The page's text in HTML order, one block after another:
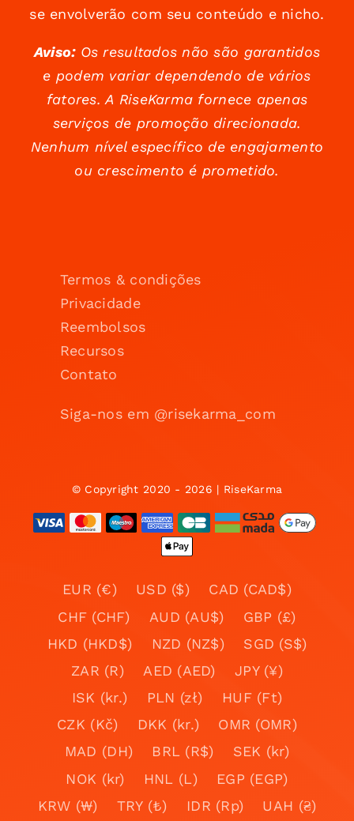
se envolverão com seu conteúdo e nicho.
Aviso:Os resultados não são garantidos
e podem variar dependendo de vários
fatores. A RiseKarma fornece apenas
serviços de promoção direcionada.
Nenhum nível específico de engajamento
ou crescimento é prometido.
Termos & condições
Privacidade
Reembolsos
Recursos
Contato
Siga-nos em @risekarma_com
© Copyright 2020 - 2026 | RiseKarma
EUR (€) USD ($)
CAD (CAD$)
CHF (CHF)
AUD (AU$)
GBP (£)
HKD (HKD$)
NZD (NZ$)
SGD (S$)
ZAR (R)
AED (AED)
JPY (¥)
ISK (kr.)
PLN (zł)
HUF (Ft)
CZK (Kč)
DKK (kr.)
OMR (OMR)
MAD (DH)
BRL (R$)
SEK (kr)
NOK (kr)
HNL (L)
EGP (EGP)
KRW (₩)
TRY (₺) IDR (Rp)
UAH (₴)